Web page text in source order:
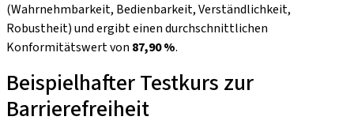
(Wahrnehmbarkeit, Bedienbarkeit, Verständlichkeit,
Robustheit) und ergibt einen durchschnittlichen
Konformitätswert von 87,90 %.
Beispielhafter Testkurs zur
Barrierefreiheit